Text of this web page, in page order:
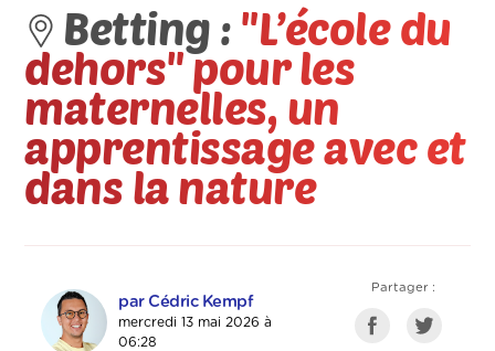
Betting : "L’école du
dehors" pour les
maternelles, un
apprentissage avec et
dans la nature
par Cédric Kempf
mercredi 13 mai 2026 à
06:28
Partager :